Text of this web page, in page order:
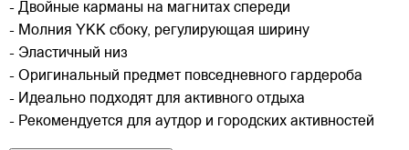
- Двойные карманы на магнитах спереди
- Молния YKK сбоку, регулирующая ширину
- Эластичный низ
- Оригинальный предмет повседневного гардероба
- Идеально подходят для активного отдыха
- Рекомендуется для аутдор и городских активностей